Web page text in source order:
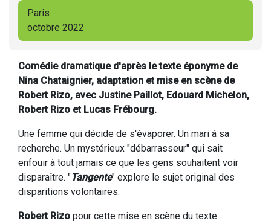
Paris
octobre 2022
Comédie dramatique d'après le texte éponyme de
Nina Chataignier, adaptation et mise en scène de
Robert Rizo, avec Justine Paillot, Edouard Michelon,
Robert Rizo et Lucas Frébourg.
Une femme qui décide de s'évaporer. Un mari à sa
recherche. Un mystérieux "débarrasseur" qui sait
enfouir à tout jamais ce que les gens souhaitent voir
disparaître. "Tangente" explore le sujet original des
disparitions volontaires.
Robert Rizo pour cette mise en scène du texte